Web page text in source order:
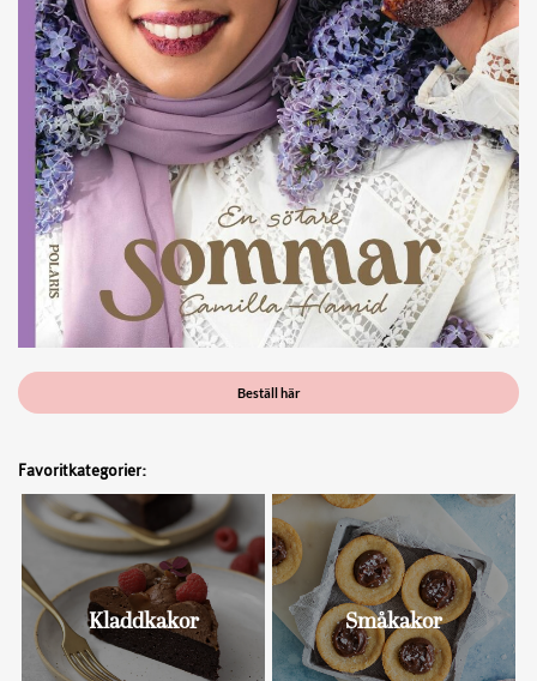
Beställ här
Favoritkategorier:
Kladdkakor Småkakor